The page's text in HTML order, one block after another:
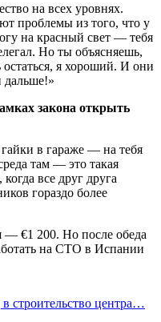
на всех уровнях.
проблемы из того, что у
на красный свет — тебя
Но ты объясняешь,
я хороший. И они
дальше!»
закона открыть
в гараже — на тебя
там — это такая
все друг друга
гораздо более
строительство центра…